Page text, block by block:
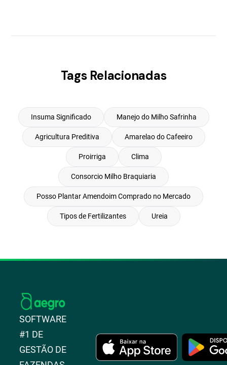
Tags Relacionadas
Insuma Significado Manejo do Milho Safrinha
Agricultura Preditiva Amarelao do Cafeeiro
Proirriga Clima
Consorcio Milho Braquiaria
Posso Plantar Amendoim Comprado no Mercado
Tipos de Fertilizantes Ureia
SOFTWARE
#1 DE
GESTÃO DE